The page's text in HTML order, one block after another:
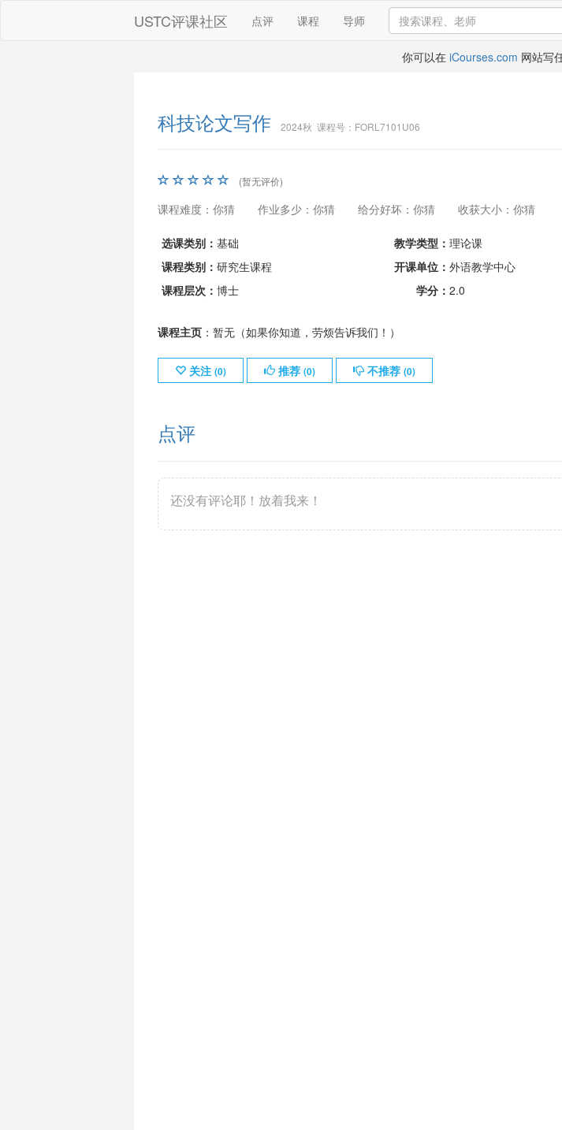
USTC评课社区 点评 课程 导师
你可以在 iCourses.com 网站写
科技论文写作 2024秋 课程号：FORL7101U06
(暂无评价)
课程难度：你猜 作业多少：你猜 给分好坏：你猜 收获大小：你猜
选课类别： 基础 教学类型： 理论课
课程类别： 研究生课程 开课单位： 外语教学中心
课程层次： 博士 学分： 2.0
课程主页：暂无（如果你知道，劳烦告诉我们！）
关注 (0) 推荐 (0) 不推荐 (0)
点评
还没有评论耶！放着我来！